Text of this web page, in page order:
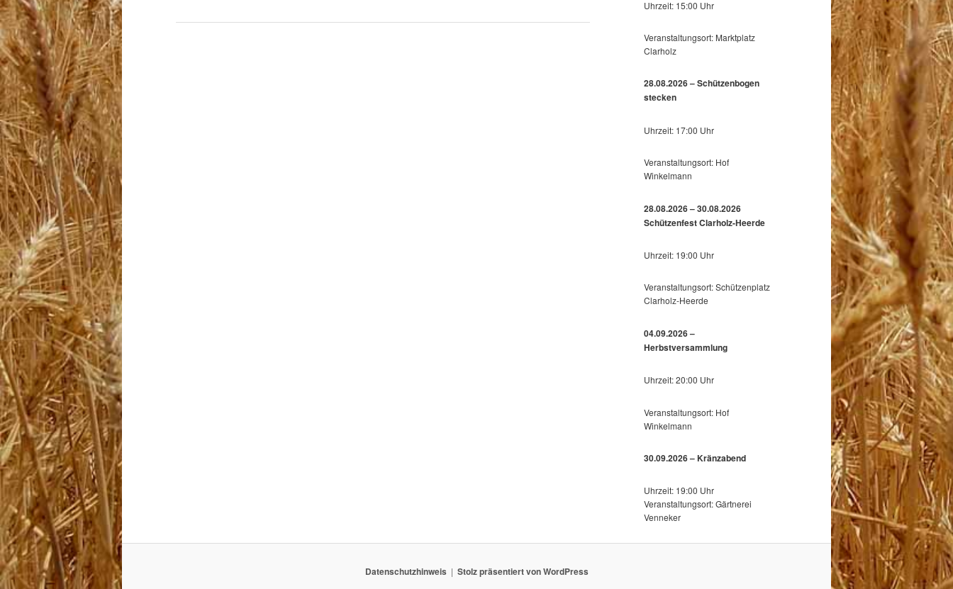
Uhrzeit: 15:00 Uhr
Veranstaltungsort: Marktplatz
Clarholz
28.08.2026 – Schützenbogen
stecken
Uhrzeit: 17:00 Uhr
Veranstaltungsort: Hof
Winkelmann
28.08.2026 – 30.08.2026
Schützenfest Clarholz-Heerde
Uhrzeit: 19:00 Uhr
Veranstaltungsort: Schützenplatz
Clarholz-Heerde
04.09.2026 –
Herbstversammlung
Uhrzeit: 20:00 Uhr
Veranstaltungsort: Hof
Winkelmann
30.09.2026 – Kränzabend
Uhrzeit: 19:00 Uhr
Veranstaltungsort: Gärtnerei
Venneker
Datenschutzhinweis Stolz präsentiert von WordPress